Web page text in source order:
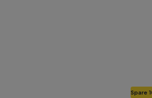
Spare